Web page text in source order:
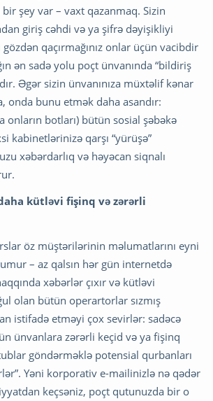
şey var – vaxt qazanmaq. Sizin
giriş cəhdi və ya şifrə dəyişikliyi
gözdən qaçırmağınız onlar üçün vacibdir
ən sadə yolu poçt ünvanında “bildiriş
Əgər sizin ünvanınıza müxtəlif kənar
onda bunu etmək daha asandır:
onların botları) bütün sosial şəbəkə
kabinetlərinizə qarşı “yürüşə”
xəbərdarlıq və həyəcan siqnalı
kütləvi fişinq və zərərli
öz müştərilərinin məlumatlarını eyni
– az qalsın hər gün internetdə
xəbərlər çıxır və kütləvi
olan bütün operartorlar sızmış
istifadə etməyi çox sevirlər: sadəcə
ünvanlara zərərli keçid və ya fişinq
göndərməklə potensial qurbanları
Yəni korporativ e-mailinizlə nə qədər
keçsəniz, poçt qutunuzda bir o